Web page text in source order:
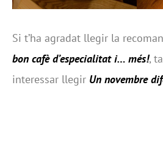
Si t’ha agradat llegir la
bon cafè d’especialitat i… més!,
interessar llegir Un novembre